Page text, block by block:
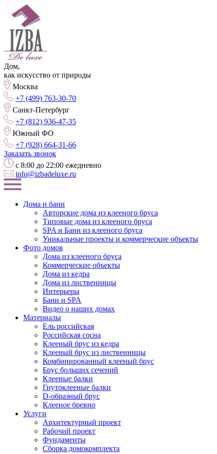
Дом,
как искусство от природы
Москва
+7 (499) 763-30-70
Санкт-Петербург
+7 (812) 936-47-35
Южный ФО
+7 (928) 664-31-66
Заказать звонок
с 8:00 до 22:00 ежедневно
info@izbadeluxe.ru
Дома и бани
Авторские дома из клееного бруса
Типовые дома из клееного бруса
SPA и Бани из клееного бруса
Уникальные проекты и коммерческие объекты
Фото домов
Дома из клееного бруса
Коммерческие объекты
Дома из кедра
Дома из лиственницы
Интерьеры
Бани и SPA
Видео о наших домах
Материалы
Ель российская
Российская сосна
Клееный брус из кедра
Клееный брус из лиственницы
Комбинированный клееный брус
Брус больших сечений
Клееные балки
Гнутоклееные балки
D-образный брус
Клееное бревно
Услуги
Архитектурный проект
Рабочий проект
Фундаменты
Сборка домокомплекта